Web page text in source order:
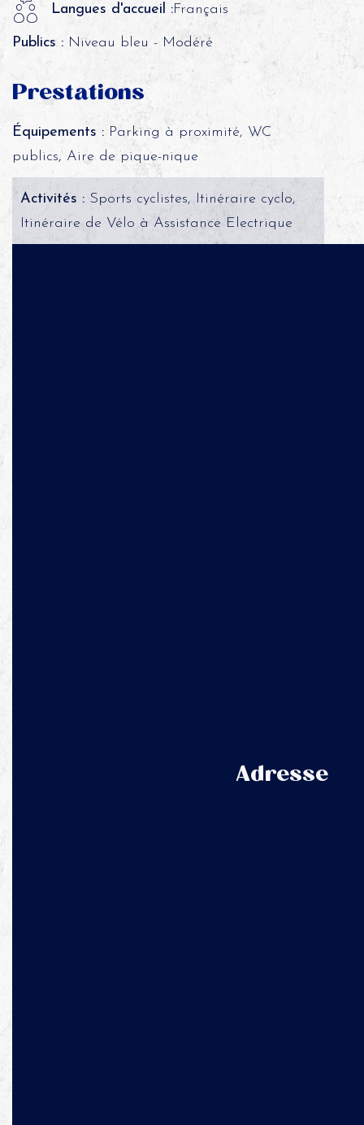
Langues d'accueil :Français
Publics :Niveau bleu - Modéré
Prestations
Équipements :Parking à proximité, WC
publics, Aire de pique-nique
Activités :Sports cyclistes, Itinéraire cyclo,
Itinéraire de Vélo à Assistance Electrique
Adresse